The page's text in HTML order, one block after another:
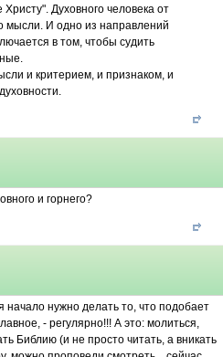
Духовного человека от
мысли. И одно из направлений
в том, чтобы судить
и критерием, и признаком, и
и горнего?
начало нужно делать то, что подобает
- регулярно!!! А это: молиться,
Библию (и не просто читать, а вникать